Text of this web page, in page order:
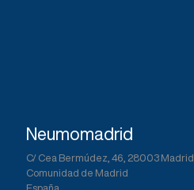
Neumomadrid
C/ Cea Bermúdez, 46, 28003 Madrid
Comunidad de Madrid